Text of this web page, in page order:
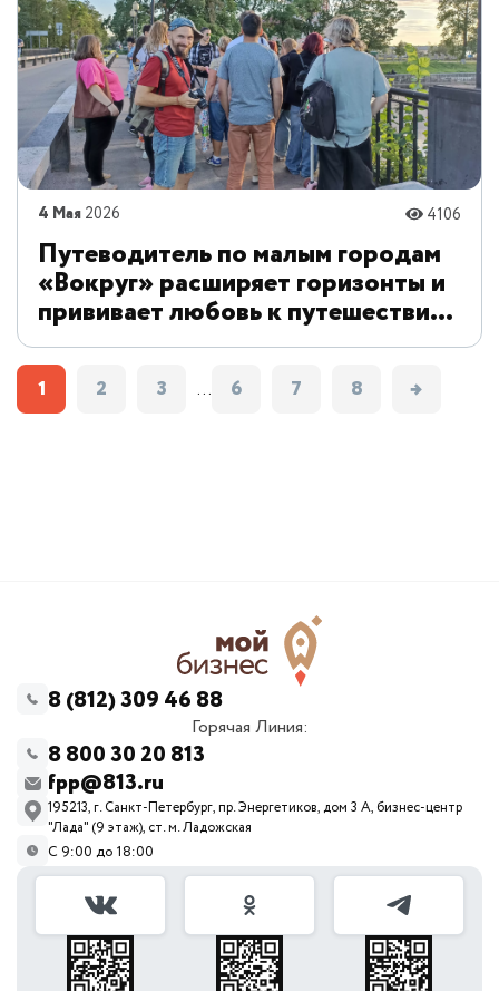
4 Мая 2026 4106
Путеводитель по малым городам
«Вокруг» расширяет горизонты и
прививает любовь к путешествиям
с поддержкой Фонда
1 2 3 ... 6 7 8 →
8 (812) 309 46 88
Горячая Линия:
8 800 30 20 813
fpp@813.ru
195213, г. Санкт-Петербург, пр. Энергетиков, дом 3 А, бизнес-центр
"Лада" (9 этаж), ст. м. Ладожская
С 9:00 до 18:00